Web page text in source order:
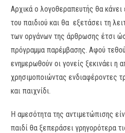
Αρχικά ο λογοθεραπευτής θα
του παιδιού και θα εξετάσει τη
των οργάνων της άρθρωσης έτσι
πρόγραμμα παρέμβασης. Αφού
ενημερωθούν οι γονείς ξεκινάει η
χρησιμοποιώντας ενδιαφέροντες
και παιχνίδι.
Η αμεσότητα της αντιμετώπισης
παιδί θα ξεπεράσει γρηγορότερα